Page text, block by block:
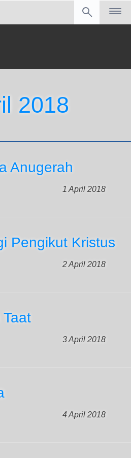
2018
Anugerah
1 April 2018
Pengikut Kristus
2 April 2018
3 April 2018
4 April 2018